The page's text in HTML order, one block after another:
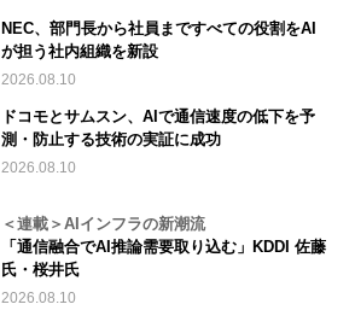
NEC、部門長から社員まですべての役割をAI
が担う社内組織を新設
2026.08.10
ドコモとサムスン、AIで通信速度の低下を予
測・防止する技術の実証に成功
2026.08.10
＜連載＞AIインフラの新潮流
「通信融合でAI推論需要取り込む」KDDI 佐藤
氏・桜井氏
2026.08.10